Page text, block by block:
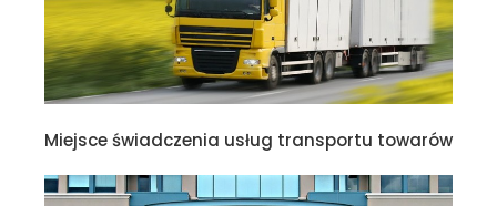
Miejsce świadczenia usług transportu towarów